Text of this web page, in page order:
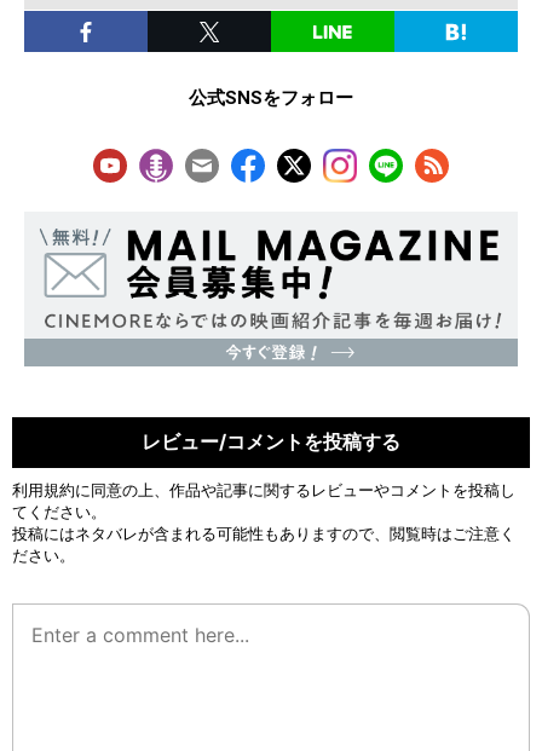
公式SNSをフォロー
レビュー/コメントを投稿する
利用規約に同意の上、作品や記事に関するレビューやコメントを投稿し
てください。
投稿にはネタバレが含まれる可能性もありますので、閲覧時はご注意く
ださい。